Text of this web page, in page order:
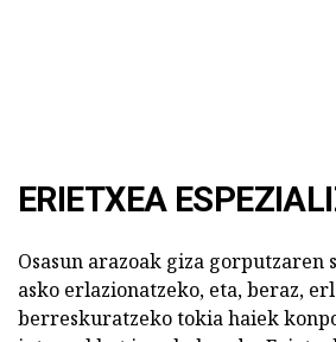
ERIETXEA
Osasun arazoak giza gorputzaren
asko erlazionatzeko, eta, beraz,
berreskuratzeko tokia haiek